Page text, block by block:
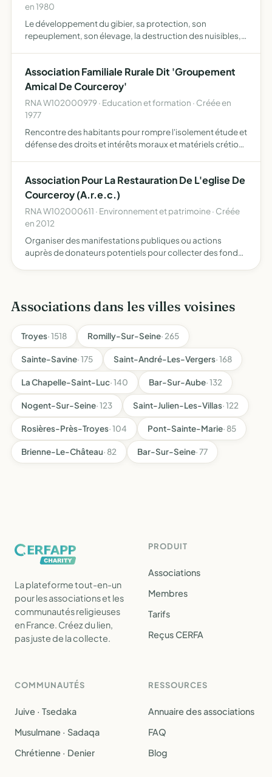
en 1980
Le développement du gibier, sa protection, son
repeuplement, son élevage, la destruction des nuisibles,
Association Familiale Rurale Dit 'Groupement
Amical De Courceroy'
RNA W102000979 · Education et formation · Créée en
1977
Rencontre des habitants pour rompre l'isolement étude et
défense des droits et intérêts moraux et matériels crétion
Association Pour La Restauration De L'eglise De
Courceroy (A.r.e.c.)
RNA W102000611 · Environnement et patrimoine · Créée
en 2012
Organiser des manifestations publiques ou actions
auprès de donateurs potentiels pour collecter des fonds
Associations dans les villes voisines
Troyes· 1518 Romilly-Sur-Seine· 265
Sainte-Savine· 175 Saint-André-Les-Vergers· 168
La Chapelle-Saint-Luc· 140 Bar-Sur-Aube· 132
Nogent-Sur-Seine· 123 Saint-Julien-Les-Villas· 122
Rosières-Près-Troyes· 104 Pont-Sainte-Marie· 85
Brienne-Le-Château· 82 Bar-Sur-Seine· 77
La plateforme tout-en-un
pour les associations et les
communautés religieuses
en France. Créez du lien,
pas juste de la collecte.
PRODUIT
Associations
Membres
Tarifs
Reçus CERFA
COMMUNAUTÉS
Juive · Tsedaka
Musulmane · Sadaqa
Chrétienne · Denier
RESSOURCES
Annuaire des associations
FAQ
Blog